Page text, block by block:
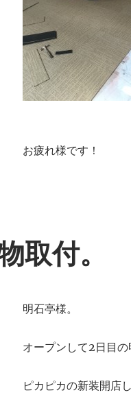
お疲れ様です！
取付。
明石亭様。
オープンして2日目の
ピカピカの新装開店